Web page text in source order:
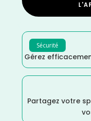
Sécurité
Gérez
Partagez votre